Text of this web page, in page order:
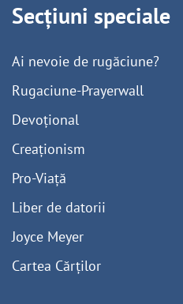
Secțiuni speciale
Ai nevoie de rugăciune?
Rugaciune-Prayerwall
Devoțional
Creaționism
Pro-Viață
Liber de datorii
Joyce Meyer
Cartea Cărților